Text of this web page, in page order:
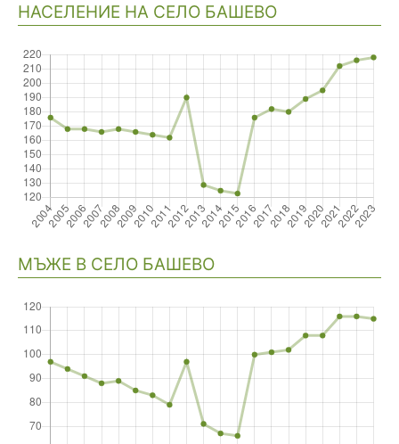
НАСЕЛЕНИЕ НА СЕЛО БАШЕВО
МЪЖЕ В СЕЛО БАШЕВО